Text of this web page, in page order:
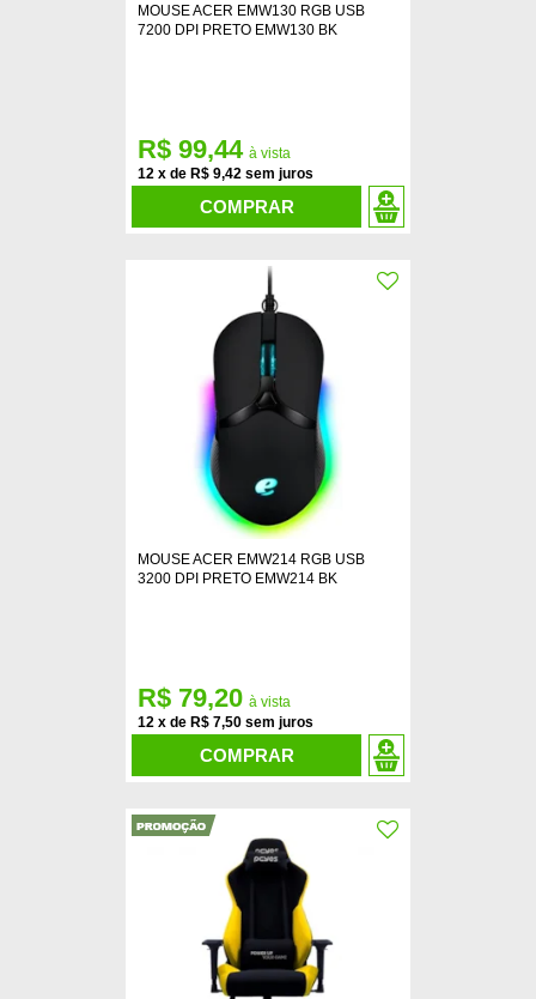
MOUSE ACER EMW130 RGB USB
7200 DPI PRETO EMW130 BK
12 x de R$ 9,42
R$ 99,44
COMPRAR
MOUSE ACER EMW214 RGB USB
3200 DPI PRETO EMW214 BK
12 x de R$ 7,50
R$ 79,20
COMPRAR